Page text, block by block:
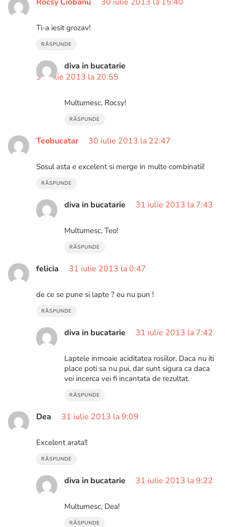
Ti-a iesit grozav!
RĂSPUNDE
diva in bucatarie
30 iulie 2013 la 20:55
Multumesc, Rocsy!
RĂSPUNDE
Teobucatar 30 iulie 2013 la 22:47
Sosul asta e excelent si merge in multe combinatii!
RĂSPUNDE
diva in bucatarie 31 iulie 2013 la 7:43
Multumesc, Teo!
RĂSPUNDE
felicia 31 iulie 2013 la 0:47
de ce se pune si lapte ? eu nu pun !
RĂSPUNDE
diva in bucatarie 31 iulie 2013 la 7:42
Laptele inmoaie aciditatea rosiilor. Daca nu iti
place poti sa nu pui, dar sunt sigura ca daca
vei incerca vei fi incantata de rezultat.
RĂSPUNDE
Dea 31 iulie 2013 la 9:09
Excelent arata!!
RĂSPUNDE
diva in bucatarie 31 iulie 2013 la 9:22
Multumesc, Dea!
RĂSPUNDE